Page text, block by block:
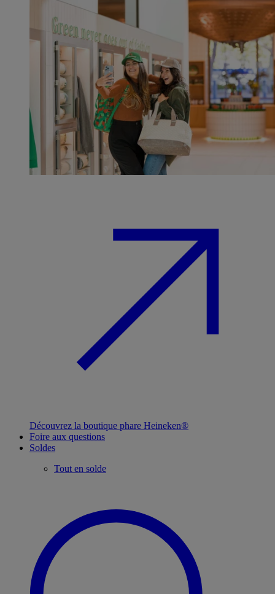
Découvrez la boutique phare Heineken®
Foire aux questions
Soldes
Tout en solde